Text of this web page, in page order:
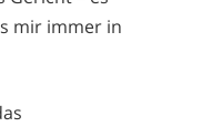
mir immer in